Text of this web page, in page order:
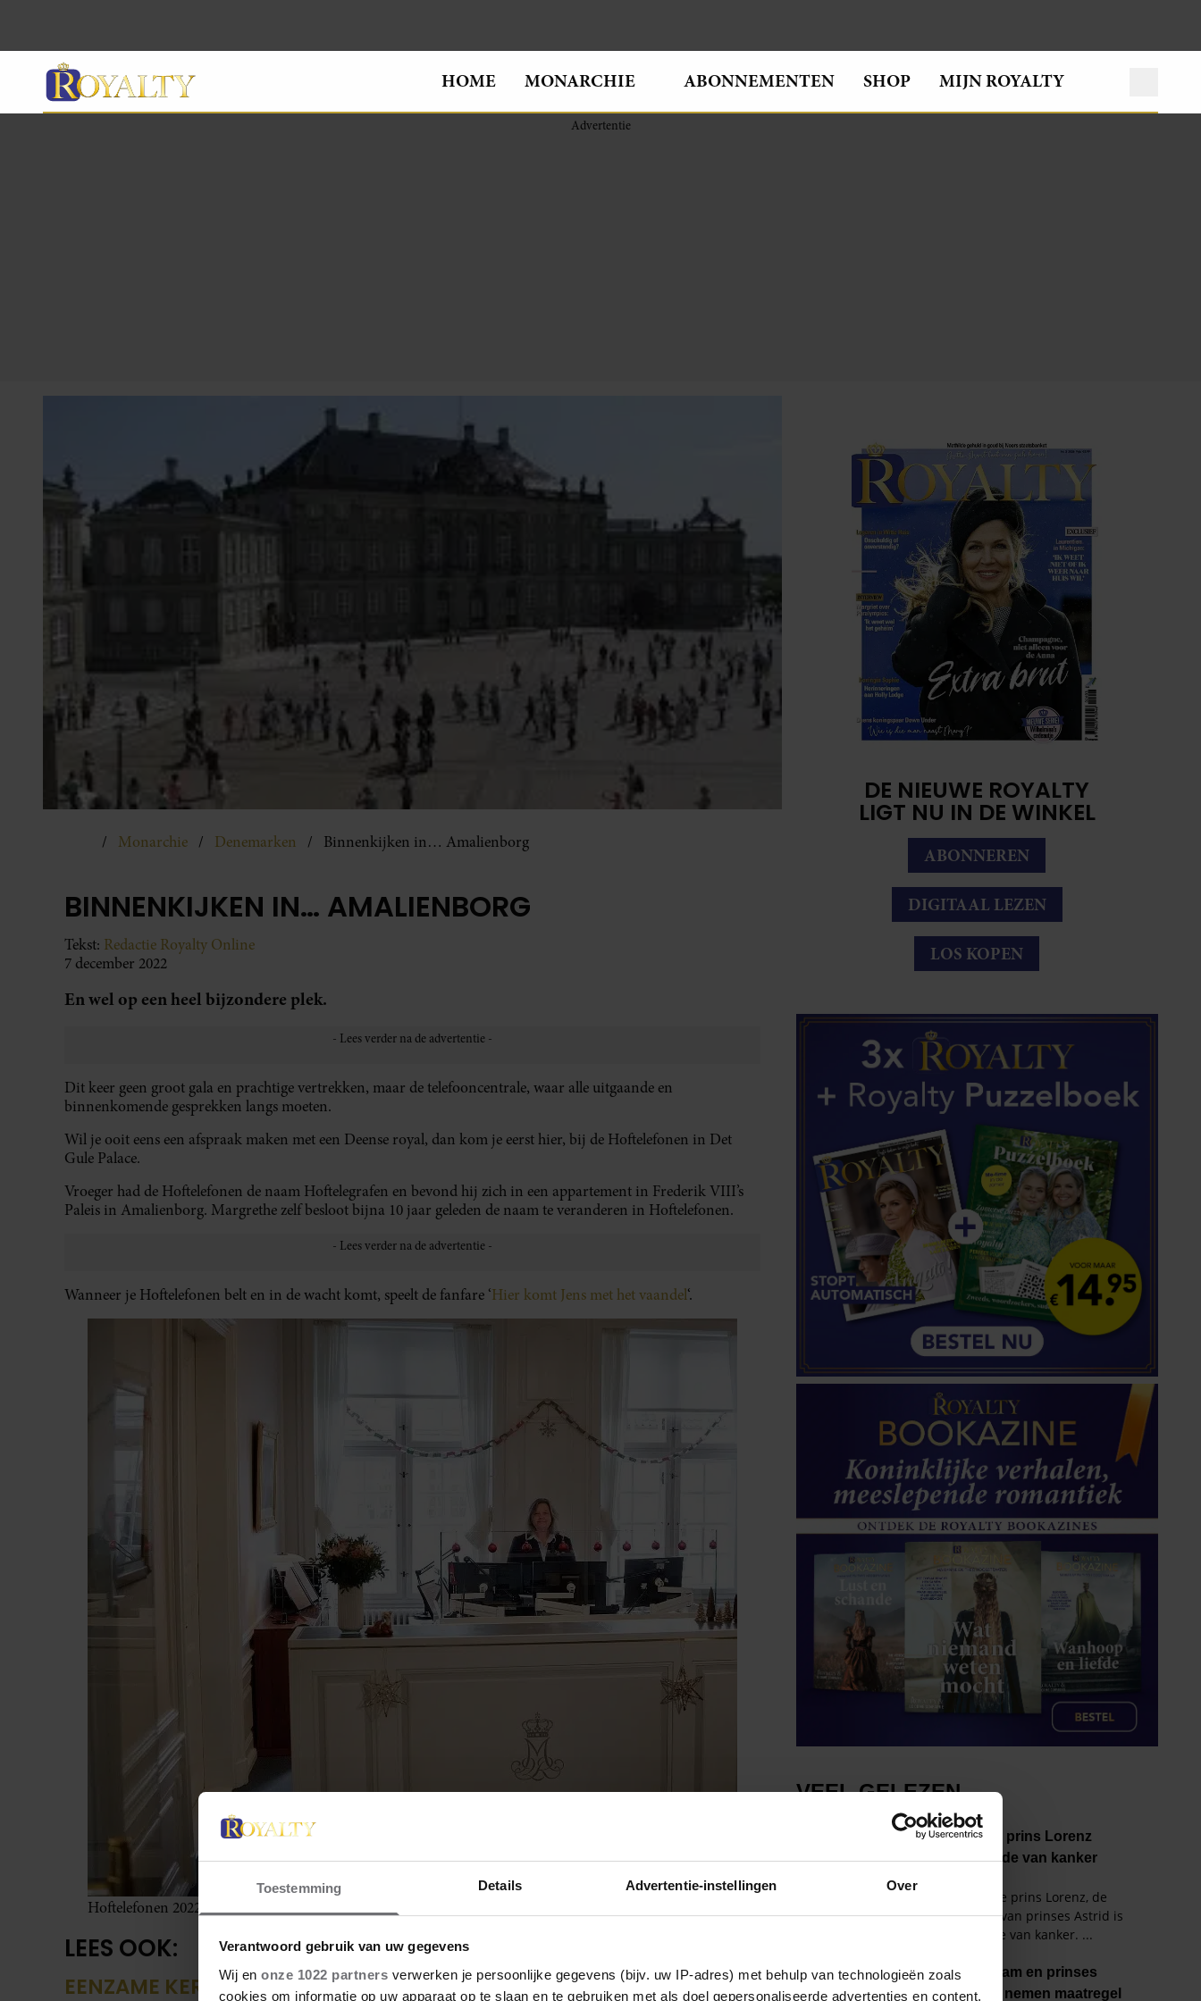
Toestemming Details Advertentie-instellingen Over
Verantwoord gebruik van uw gegevens
Wij en onze 1022 partners verwerken je persoonlijke gegevens (bijv. uw IP-adres) met behulp van technologieën zoals
cookies om informatie op uw apparaat op te slaan en te gebruiken met als doel gepersonaliseerde advertenties en content,
HOME MONARCHIE ABONNEMENTEN SHOP MIJN ROYALTY
Monarchie Denemarken Binnenkijken in… Amalienborg
BINNENKIJKEN IN… AMALIENBORG
Tekst: Redactie Royalty Online
7 december 2022
En wel op een heel bijzondere plek.
Dit keer geen groot gala en prachtige vertrekken, maar de telefooncentrale, waar alle uitgaande en
binnenkomende gesprekken langs moeten.
Wil je ooit eens een afspraak maken met een Deense royal, dan kom je eerst hier, bij de Hoftelefonen in Det
Gule Palace.
Vroeger had de Hoftelefonen de naam Hoftelegrafen en bevond hij zich in een appartement in Frederik VIII’s
Paleis in Amalienborg. Margrethe zelf besloot bijna 10 jaar geleden de naam te veranderen in Hoftelefonen.
Wanneer je Hoftelefonen belt en in de wacht komt, speelt de fanfare ‘Hier komt Jens met het vaandel‘.
Hoftelefonen 2022
LEES OOK:
EENZAME KERST VOOR MARGRETHE
DE NIEUWE ROYALTY
LIGT NU IN DE WINKEL
ABONNEREN
DIGITAAL LEZEN
LOS KOPEN